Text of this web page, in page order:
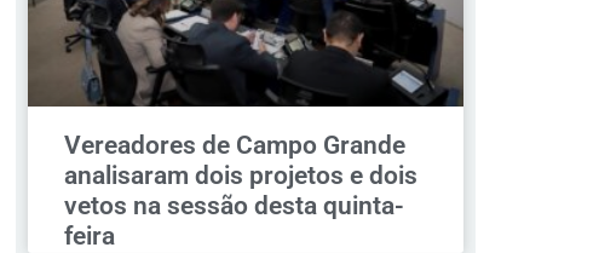
Vereadores de Campo Grande
analisaram dois projetos e dois
vetos na sessão desta quinta-
feira